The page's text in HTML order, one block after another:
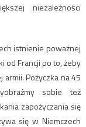
niezależności
istnienie poważnej
od Francji po to, żeby
Pożyczka na 45
sobie też
zapożyczania się
się w Niemczech